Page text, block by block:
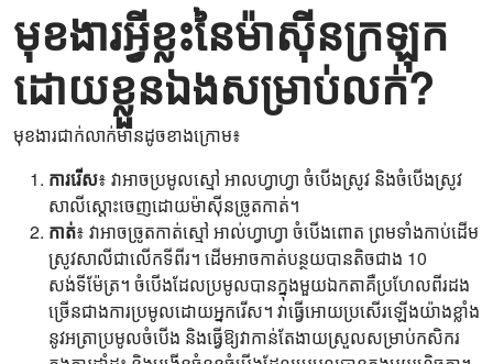
មុខងារ​អ្វី​ខ្លះ​នៃ​ម៉ាស៊ីន​ក្រឡុក​
ដោយ​ខ្លួន​ឯង​សម្រាប់​លក់?
មុខងារជាក់លាក់មានដូចខាងក្រោម៖
ការរើស៖ វាអាចប្រមូលស្មៅ អាលហ្វាហ្វា ចំបើងស្រូវ និងចំបើងស្រូវ
សាលីស្តោះចេញដោយម៉ាស៊ីនច្រូតកាត់។
កាត់៖ វា​អាច​ច្រូតកាត់​ស្មៅ អាល់ហ្វាហ្វា ចំបើង​ពោត ព្រម​ទាំង​កាប់​ដើម​
ស្រូវ​សាលី​ជា​លើក​ទី​ពីរ។ ដើមអាចកាត់បន្ថយបានតិចជាង 10
សង់ទីម៉ែត្រ។ ចំបើងដែលប្រមូលបានក្នុងមួយឯកតាគឺប្រហែលពីរដង
ច្រើនជាងការប្រមូលដោយអ្នករើស។ វាធ្វើអោយប្រសើរឡើងយ៉ាងខ្លាំង
នូវអត្រាប្រមូលចំបើង និងធ្វើឱ្យវាកាន់តែងាយស្រួលសម្រាប់កសិករ